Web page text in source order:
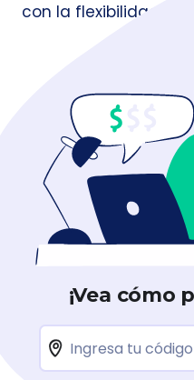
con la flexibilidad que
¡Vea cómo